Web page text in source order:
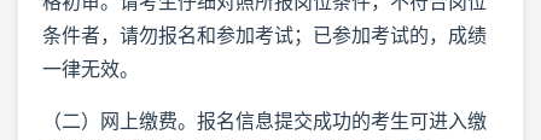
条件者，请勿报名和参加考试；已参加考试的，成绩
一律无效。
（二）网上缴费。报名信息提交成功的考生可进入缴